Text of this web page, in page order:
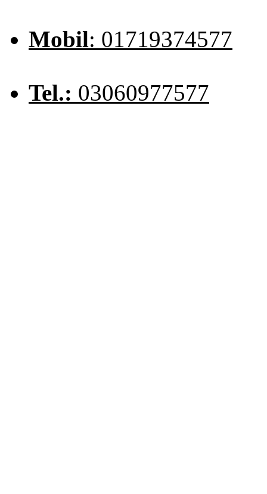
Mobil: 01719374577
Tel.: 03060977577